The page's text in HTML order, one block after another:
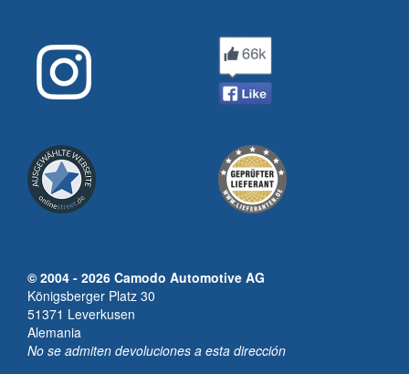
© 2004 - 2026 Camodo Automotive AG
Königsberger Platz 30
51371 Leverkusen
Alemania
No se admiten devoluciones a esta dirección